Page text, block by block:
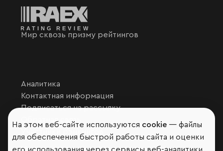
Мир сквозь призму рейтингов
Аналитика
Контактная информация
Подписаться на рассылку
Обратная связь
Участники рэнкингов
Мы в социальных сетях и мессенджерах
На этом веб-сайте используются cookie — файлы
для обеспечения быстрой работы сайта и оценки